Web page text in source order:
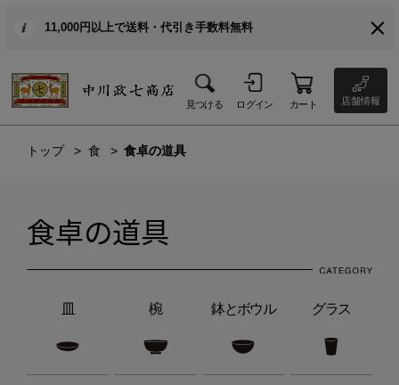
11,000円以上で送料・代引き手数料無料
見つける ログイン カート 店舗情報
トップ 食 食卓の道具
食卓の道具
椀 鉢とボウル グラス